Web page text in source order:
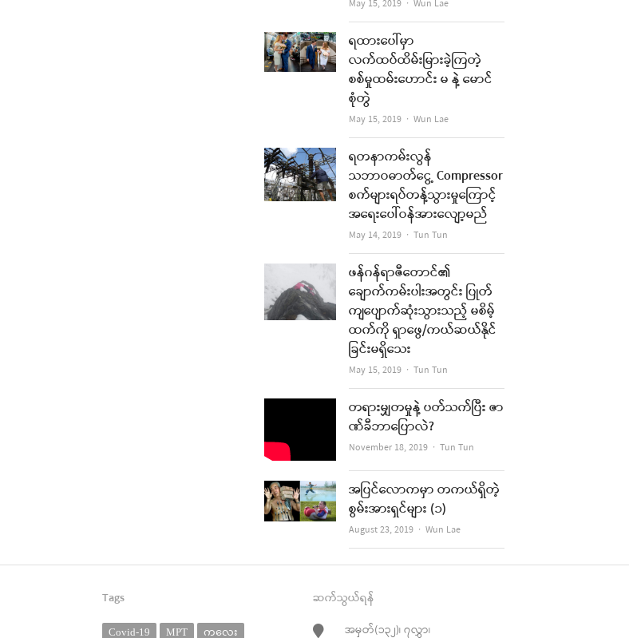
May 15, 2019 Author
Wun Lae
ရထားပေါ်မှာ
လက်ထပ်ထိမ်းမြားခဲ့ကြတဲ့
စစ်မှုထမ်းဟောင်း မ နဲ့ မောင်
စုံတွဲ
May 15, 2019 Author
Wun Lae
ရတနာကမ်းလွန်
သဘာဝဓာတ်ငွေ့ Compressor
စက်များရပ်တန့်သွားမှုကြောင့်
အရေးပေါ်ဝန်အားလျော့မည်
May 14, 2019 Author
Tun Tun
ဖန်ဂန်ရာဇီတောင်၏
ချောက်ကမ်းပါးအတွင်း ပြုတ်
ကျပျောက်ဆုံးသွားသည့် မစိမ့်
ထက်ကို ရှာဖွေ/ကယ်ဆယ်နိုင်
ခြင်းမရှိသေး
May 15, 2019 Author
Tun Tun
တရားမျှတမှုနဲ့ ပတ်သက်ပြီး ဇာ
ဏ်ခီဘာပြောလဲ?
November 18, 2019 Author
Tun Tun
အပြင်လောကမှာ တကယ်ရှိတဲ့
စွမ်းအားရှင်များ (၁)
August 23, 2019 Author
Wun Lae
Tags
Covid-19 MPT ကလေး
ဆက်သွယ်ရန်
အမှတ်(၁၃၂)၊ ၇လွှာ၊